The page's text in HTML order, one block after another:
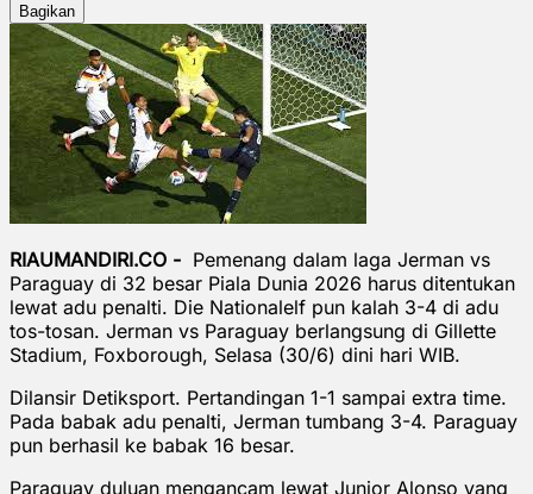
Bagikan
RIAUMANDIRI.CO - Pemenang dalam laga Jerman vs
Paraguay di 32 besar Piala Dunia 2026 harus ditentukan
lewat adu penalti. Die Nationalelf pun kalah 3-4 di adu
tos-tosan. Jerman vs Paraguay berlangsung di Gillette
Stadium, Foxborough, Selasa (30/6) dini hari WIB.
Dilansir Detiksport. Pertandingan 1-1 sampai extra time.
Pada babak adu penalti, Jerman tumbang 3-4. Paraguay
pun berhasil ke babak 16 besar.
Paraguay duluan mengancam lewat Junior Alonso yang